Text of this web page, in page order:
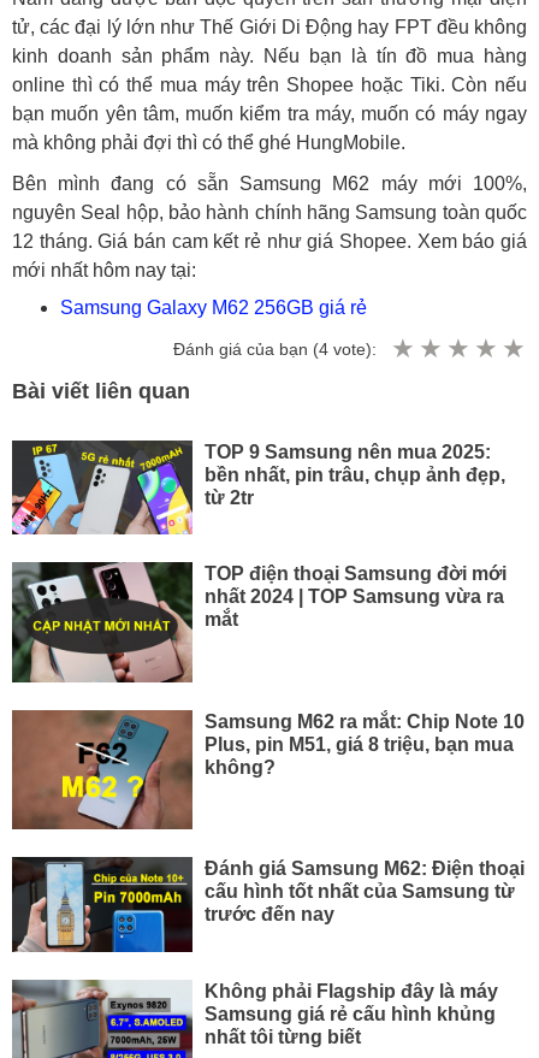
tử, các đại lý lớn như Thế Giới Di Động hay FPT đều không
kinh doanh sản phẩm này. Nếu bạn là tín đồ mua hàng
online thì có thể mua máy trên Shopee hoặc Tiki. Còn nếu
bạn muốn yên tâm, muốn kiểm tra máy, muốn có máy ngay
mà không phải đợi thì có thể ghé HungMobile.
Bên mình đang có sẵn Samsung M62 máy mới 100%,
nguyên Seal hộp, bảo hành chính hãng Samsung toàn quốc
12 tháng. Giá bán cam kết rẻ như giá Shopee. Xem báo giá
mới nhất hôm nay tại:
Samsung Galaxy M62 256GB giá rẻ
Đánh giá của bạn (4 vote):
Bài viết liên quan
TOP 9 Samsung nên mua 2025:
bền nhất, pin trâu, chụp ảnh đẹp,
từ 2tr
TOP điện thoại Samsung đời mới
nhất 2024 | TOP Samsung vừa ra
mắt
Samsung M62 ra mắt: Chip Note 10
Plus, pin M51, giá 8 triệu, bạn mua
không?
Đánh giá Samsung M62: Điện thoại
cấu hình tốt nhất của Samsung từ
trước đến nay
Không phải Flagship đây là máy
Samsung giá rẻ cấu hình khủng
nhất tôi từng biết